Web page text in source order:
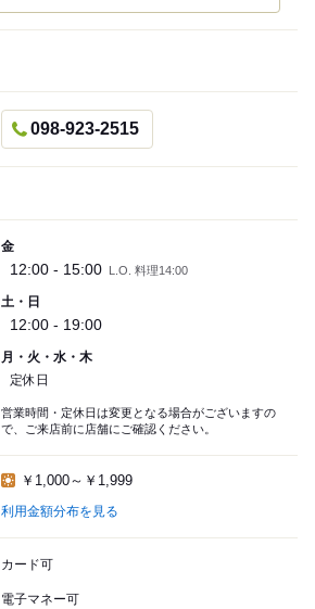
098-923-2515
金
12:00 - 15:00 L.O. 料理14:00
土・日
12:00 - 19:00
月・火・水・木
定休日
営業時間・定休日は変更となる場合がございますの
で、ご来店前に店舗にご確認ください。
￥1,000～￥1,999
利用金額分布を見る
カード可
電子マネー可